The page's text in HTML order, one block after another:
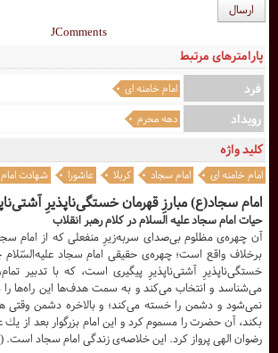
امام سجاد(ع) مبارزِ قهرمان خستگى‌ناپذیرِ
حيات امام سجاد علیه السلام در كلام رهبر انقلاب
آن چهره‌ى مظلوم بى‌صداى سربه‌زیرِ منفعلى كه از امام
برخلاف واقع است؛ چهره‌ى حقیقى امام سجاد علیه‌السّلام
خستگى‌ناپذیرِ آشتى‌ناپذیرِ پیگیرى است، كه با تدبیر
مى‌شناسد و انتخاب مى‌كند و به سمت هدف‌ها این راه‌ها
نمى‌شود و دشمن را خسته مى‌كند؛ و بالاخره دشمن وقتى
بكند، آن حضرت را مسموم كرد و این امام بزرگوار بعد از یك
رضوان الهى پرواز كرد. این خلاصه‌ى زندگى امام سجاد است. (۱۳۶۵/۷/۴)
کلید واژه
امام خامنه ای امام سجاد کربلا عاشورا شهادت
پارامترهای مرتبط
فرد
امام خامنه ای
رویداد دهه محرم
ارسال
JComments